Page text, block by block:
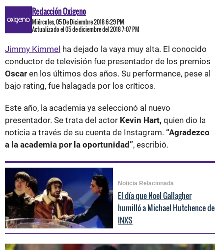
Redacción Oxigeno
Miércoles, 05 De Diciembre 2018 6:29 PM
Actualizado el 05 de diciembre del 2018 7:07 PM
Jimmy Kimmel ha dejado la vaya muy alta. El conocido
conductor de televisión fue presentador de los premios
Oscar en los últimos dos años. Su performance, pese al
bajo rating, fue halagada por los críticos.
Este año, la academia ya seleccionó al nuevo
presentador. Se trata del actor Kevin Hart, quien dio la
noticia a través de su cuenta de Instagram. “Agradezco
a la academia por la oportunidad”, escribió.
Noticia Relacionada
El día que Noel Gallagher
humilló a Michael Hutchence de
INXS